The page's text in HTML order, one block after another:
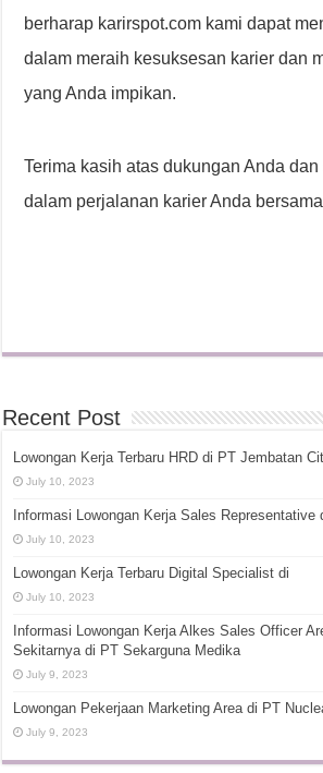
berharap karirspot.com kami dapat
dalam meraih kesuksesan karier dan
yang Anda impikan.
Terima kasih atas dukungan Anda
dalam perjalanan karier Anda bersama
Recent Post
Lowongan Kerja Terbaru HRD di PT Jembatan
July 10, 2023
Informasi Lowongan Kerja Sales Representative
July 10, 2023
Lowongan Kerja Terbaru Digital Specialist di
July 10, 2023
Informasi Lowongan Kerja Alkes Sales Officer
Sekitarnya di PT Sekarguna Medika
July 9, 2023
Lowongan Pekerjaan Marketing Area di PT
July 9, 2023